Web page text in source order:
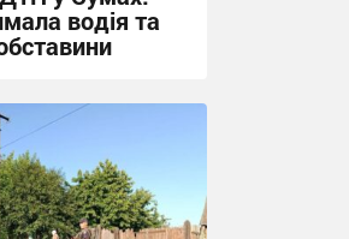
водія та